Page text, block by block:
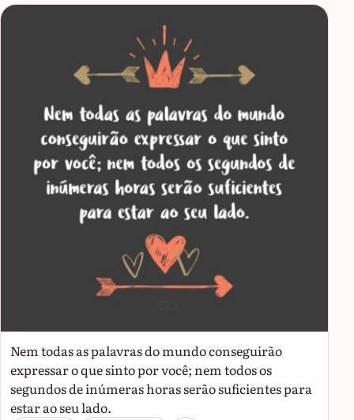
Nem todas as palavras do mundo conseguirão
expressar o que sinto por você; nem todos os
segundos de inúmeras horas serão suficientes para
estar ao seu lado.